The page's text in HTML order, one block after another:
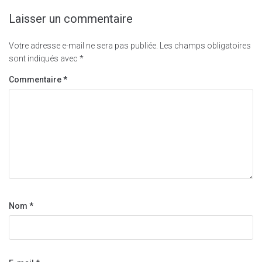
Laisser un commentaire
Votre adresse e-mail ne sera pas publiée.
Les champs obligatoires
sont indiqués avec *
Commentaire*
Nom *